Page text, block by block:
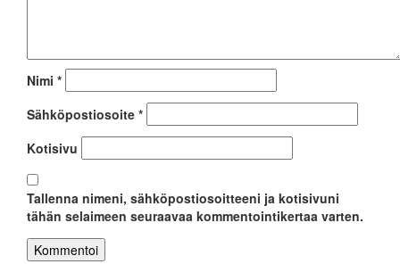
Nimi *
Sähköpostiosoite *
Kotisivu
Tallenna nimeni, sähköpostiosoitteeni ja kotisivuni
tähän selaimeen seuraavaa kommentointikertaa varten.